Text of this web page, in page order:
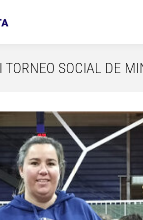
I TORNEO SOCIAL DE